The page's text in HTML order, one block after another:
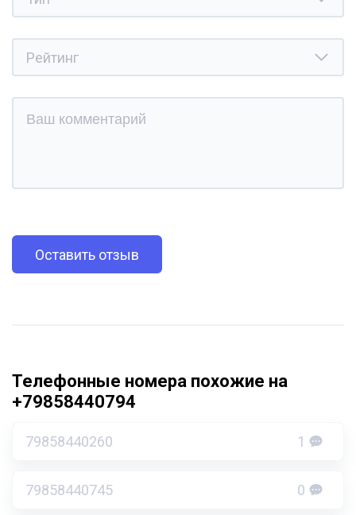
Оставить отзыв
Телефонные номера похожие на
+79858440794
79858440260 1
79858440745 0